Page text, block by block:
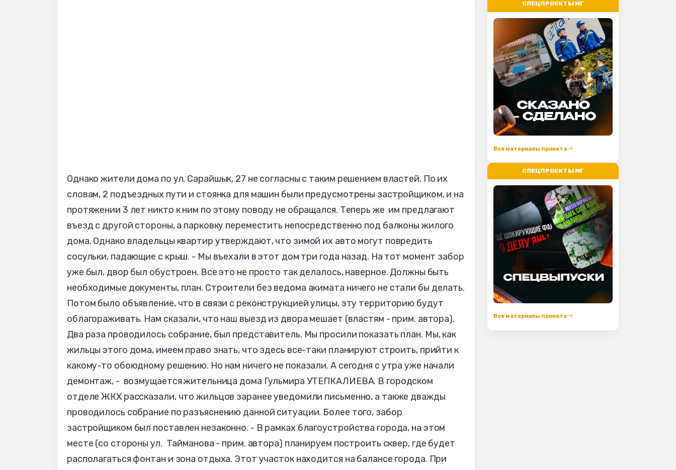
Однако жители дома по ул. Сарайшык, 27 не согласны с таким решением властей. По их
словам, 2 подъездных пути и стоянка для машин были предусмотрены застройщиком, и на
протяжении 3 лет никто к ним по этому поводу не обращался. Теперь же им предлагают
въезд с другой стороны, а парковку переместить непосредственно под балконы жилого
дома. Однако владельцы квартир утверждают, что зимой их авто могут повредить
сосульки, падающие с крыш. - Мы въехали в этот дом три года назад. На тот момент забор
уже был, двор был обустроен. Все это не просто так делалось, наверное. Должны быть
необходимые документы, план. Строители без ведома акимата ничего не стали бы делать.
Потом было объявление, что в связи с реконструкцией улицы, эту территорию будут
облагораживать. Нам сказали, что наш выезд из двора мешает (властям - прим. автора).
Два раза проводилось собрание, был представитель. Мы просили показать план. Мы, как
жильцы этого дома, имеем право знать, что здесь все-таки планируют строить, прийти к
какому-то обоюдному решению. Но нам ничего не показали. А сегодня с утра уже начали
демонтаж, - возмущается жительница дома Гульмира УТЕПКАЛИЕВА. В городском
отделе ЖКХ рассказали, что жильцов заранее уведомили письменно, а также дважды
проводилось собрание по разъяснению данной ситуации. Более того, забор
застройщиком был поставлен незаконно. - В рамках благоустройства города, на этом
месте (со стороны ул. Тайманова - прим. автора) планируем построить сквер, где будет
располагаться фонтан и зона отдыха. Этот участок находится на балансе города. При
СПЕЦПРОЕКТЫ МГ
Все материалы проекта
СПЕЦПРОЕКТЫ МГ
Все материалы проекта